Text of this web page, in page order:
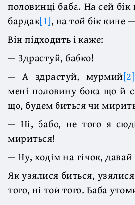
половинці баба. На сей
бардак[1], на той бік кине
Він підходить і каже:
— Здрастуй, бабко!
— А здрастуй, мурмий[2]
мені половину бока що й
що, будем биться чи
— Ні, бабо, не того я
мириться!
— Ну, ходім на тічок, давай
Як узялися биться,
того, ні той того. Баба